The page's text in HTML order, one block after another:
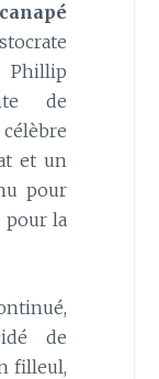
canapé
Phillip
de
et un
pour
pour la
de
filleul,